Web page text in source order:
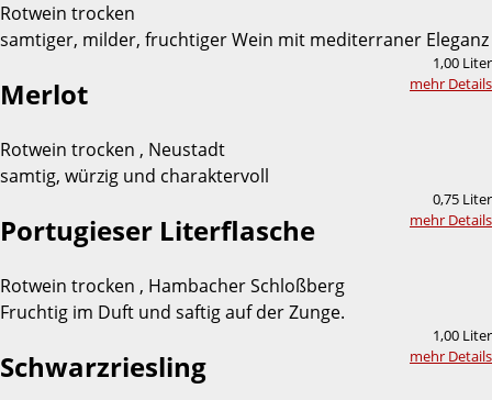
Rotwein trocken
samtiger, milder, fruchtiger Wein mit mediterraner Eleganz
1,00 Liter
mehr Details
Merlot
Rotwein trocken , Neustadt
samtig, würzig und charaktervoll
0,75 Liter
mehr Details
Portugieser Literflasche
Rotwein trocken , Hambacher Schloßberg
Fruchtig im Duft und saftig auf der Zunge.
1,00 Liter
mehr Details
Schwarzriesling